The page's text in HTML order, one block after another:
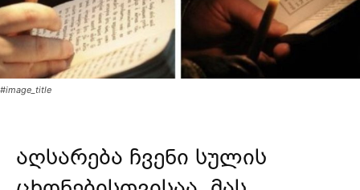
#image_title
აღსარება ჩვენი სულის